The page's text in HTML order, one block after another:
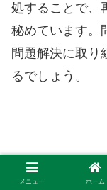
処することで、
秘めています。
問題解決に取り
るでしょう。
電話占いヴ
メニュー ホーム